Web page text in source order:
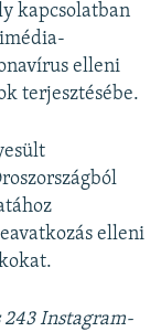
kapcsolatban
elleni
terjesztésébe.
elleni
Instagram-